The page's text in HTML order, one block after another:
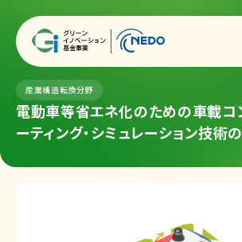
産業構造転換分野
電動車等省エネ化のための車載コ
ーティング・シミュレーション技術